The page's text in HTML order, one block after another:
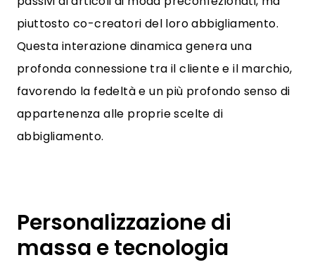
piuttosto co-creatori del loro abbigliamento.
Questa interazione dinamica genera una
profonda connessione tra il cliente e il marchio,
favorendo la fedeltà e un più profondo senso di
appartenenza alle proprie scelte di
abbigliamento.
Personalizzazione di
massa e tecnologia